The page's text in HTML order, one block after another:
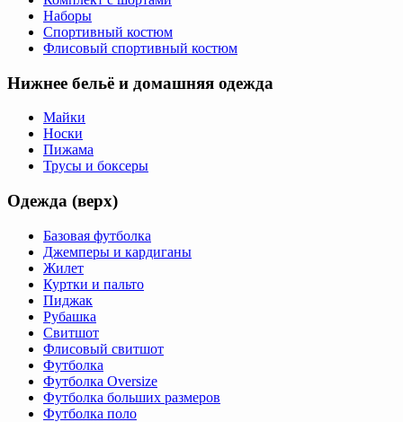
Наборы
Спортивный костюм
Флисовый спортивный костюм
Нижнее бельё и домашняя одежда
Майки
Носки
Пижама
Трусы и боксеры
Одежда (верх)
Базовая футболка
Джемперы и кардиганы
Жилет
Куртки и пальто
Пиджак
Рубашка
Свитшот
Флисовый свитшот
Футболка
Футболка Oversize
Футболка больших размеров
Футболка поло